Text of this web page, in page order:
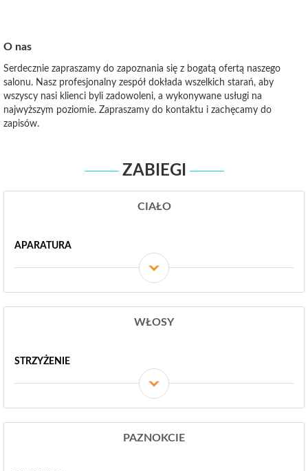
O nas
Serdecznie zapraszamy do zapoznania się z bogatą ofertą naszego
salonu. Nasz profesjonalny zespół dokłada wszelkich starań, aby
wszyscy nasi klienci byli zadowoleni, a wykonywane usługi na
najwyższym poziomie. Zapraszamy do kontaktu i zachęcamy do
zapisów.
ZABIEGI
CIAŁO
APARATURA
WŁOSY
STRZYŻENIE
PAZNOKCIE